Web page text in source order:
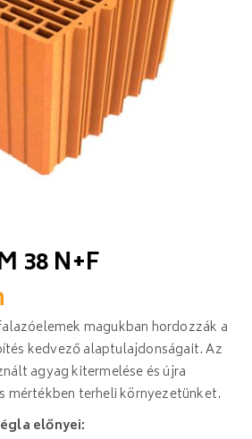
38 N+F
magukban hordozzák a
kedvező alaptulajdonságait. Az
agyag kitermelése és újra
mértékben terheli környezetünket.
előnyei: